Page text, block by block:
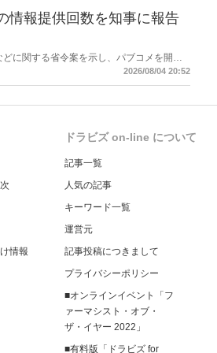
情報提供回数を知事に報告
に関する省令案を示し、パブコメを開始
利用者の相談内容や薬剤及び医薬品に関す
2026/08/04 20:52
情報
ドラビズ on-line について
記事一覧
人気の記事
キーワード一覧
運営元
記事投稿につきまして
プライバシーポリシー
■オンラインイベント「フ
ァーマシスト・オブ・
ザ・イヤー 2022」
■有料版「ドラビズ for